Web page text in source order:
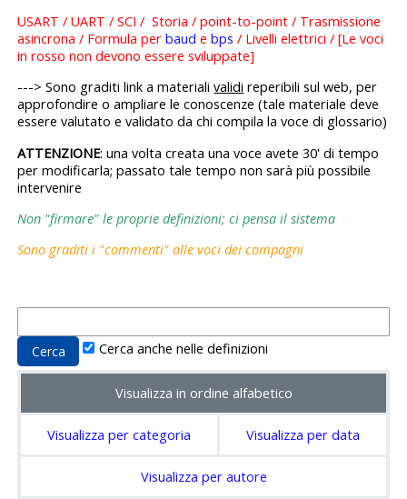
USART / UART / SCI / Storia / point-to-point / Trasmissione
asincrona / Formula perbaud ebps / Livelli elettrici / [Le voci
in rosso non devono essere sviluppate]
---> Sono graditi link a materialivalidi reperibili sul web, per
approfondire o ampliare le conoscenze (tale materiale deve
essere valutato e validato da chi compila la voce di glossario)
ATTENZIONE: una volta creata una voce avete 30' di tempo
per modificarla; passato tale tempo non sarà più possibile
intervenire
Non "firmare" le proprie definizioni; ci pensa il sistema
Sono graditi i "commenti" alle voci dei compagni
Cerca anche nelle definizioni
Visualizza in ordine alfabetico
Visualizza per categoria Visualizza per data
Visualizza per autore